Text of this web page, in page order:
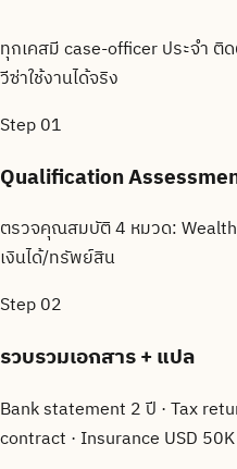
ทุกเคสมี case-officer ประจำ ติ
วีซ่าใช้งานได้จริง
Step01
Qualification
ตรวจคุณสมบัติ 4 หมวด:
เงินได้/ทรัพย์สิน
Step02
รวบรวมเอกสาร + แปล
Bank statement 2 ปี · Tax
contract · Insurance USD 50K